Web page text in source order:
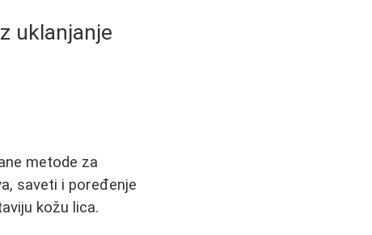
uklanjanje
metode za
saveti i poređenje
kožu lica.